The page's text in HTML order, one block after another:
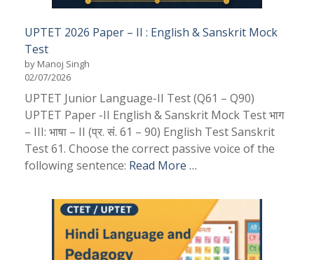
UPTET 2026 Paper – II : English & Sanskrit Mock
Test
by Manoj Singh
02/07/2026
UPTET Junior Language-II Test (Q61 – Q90)
UPTET Paper -II English & Sanskrit Mock Test भाग
– III: भाषा – II (प्र. सं. 61 – 90) English Test Sanskrit
Test 61. Choose the correct passive voice of the
following sentence: Read More …